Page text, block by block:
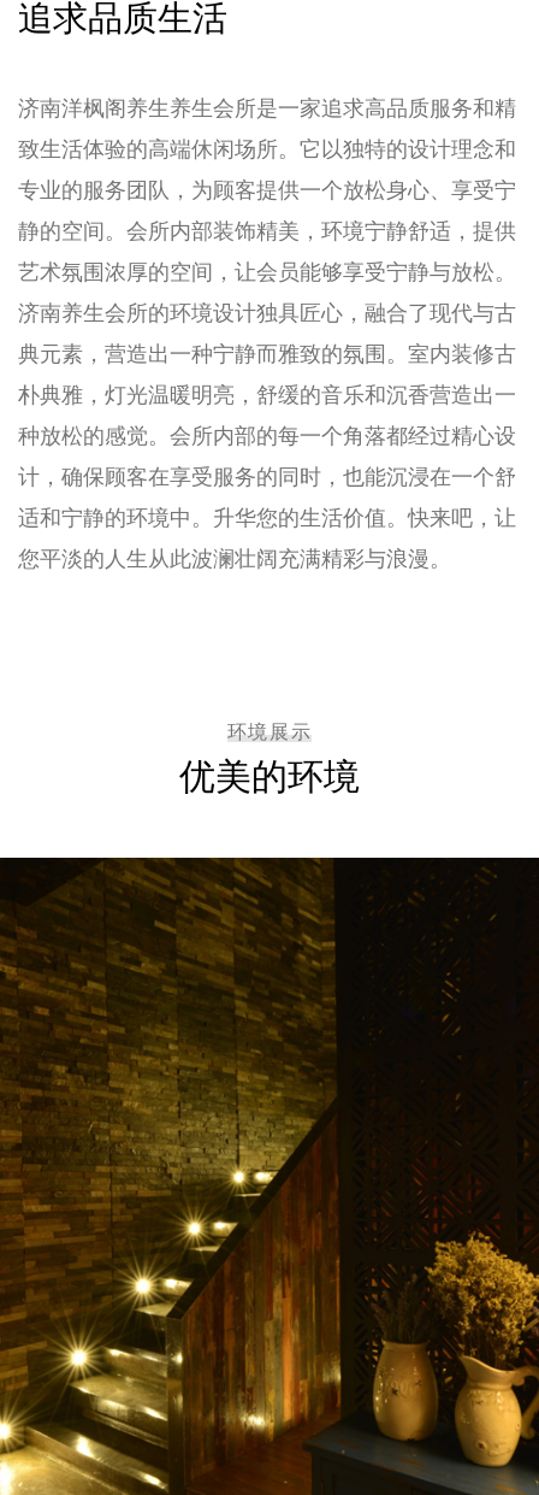
追求品质生活
济南洋枫阁养生养生会所是一家追求高品质服务和精
致生活体验的高端休闲场所。它以独特的设计理念和
专业的服务团队，为顾客提供一个放松身心、享受宁
静的空间。会所内部装饰精美，环境宁静舒适，提供
艺术氛围浓厚的空间，让会员能够享受宁静与放松。
济南养生会所的环境设计独具匠心，融合了现代与古
典元素，营造出一种宁静而雅致的氛围。室内装修古
朴典雅，灯光温暖明亮，舒缓的音乐和沉香营造出一
种放松的感觉。会所内部的每一个角落都经过精心设
计，确保顾客在享受服务的同时，也能沉浸在一个舒
适和宁静的环境中。升华您的生活价值。快来吧，让
您平淡的人生从此波澜壮阔充满精彩与浪漫。
环境展示
优美的环境